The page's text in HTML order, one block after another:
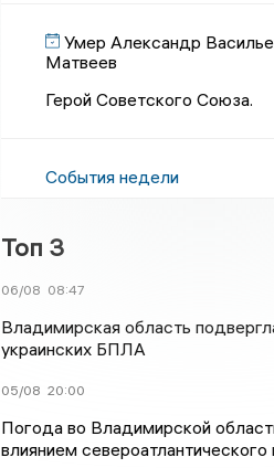
Умер Александр
Матвеев
Герой Советского Союза.
События недели
Топ 3
06/08 08:47
Владимирская область
украинских БПЛА
05/08 20:00
Погода во Владимирской
влиянием североатлантического